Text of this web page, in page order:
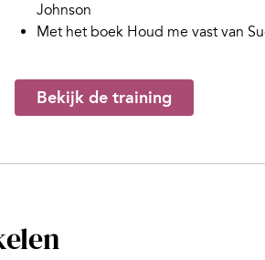
Johnson
Met het boek Houd me vast van
Bekijk de training